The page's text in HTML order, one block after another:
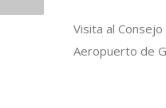
Visita al
Aeropuerto de